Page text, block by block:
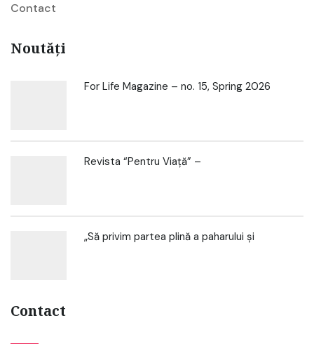
Contact
Noutăți
For Life Magazine – no. 15, Spring 2026
Revista “Pentru Viață” –
„Să privim partea plină a paharului și
Contact